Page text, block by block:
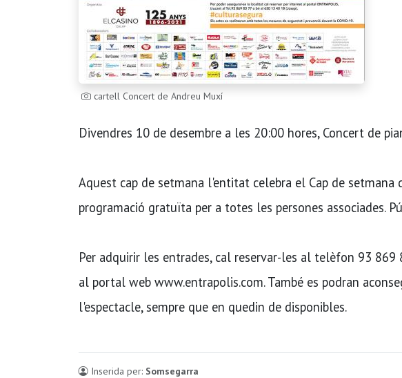
cartell Concert de Andreu Muxí
Divendres 10 de desembre a les 20:00 hores, Concert de
Aquest cap de setmana l'entitat celebra el Cap de setmana
programació gratuïta per a totes les persones associades.
Per adquirir les entrades, cal reservar-les al telèfon 93
al portal web www.entrapolis.com. També es podran
l'espectacle, sempre que en quedin de disponibles.
Inserida per: Somsegarra